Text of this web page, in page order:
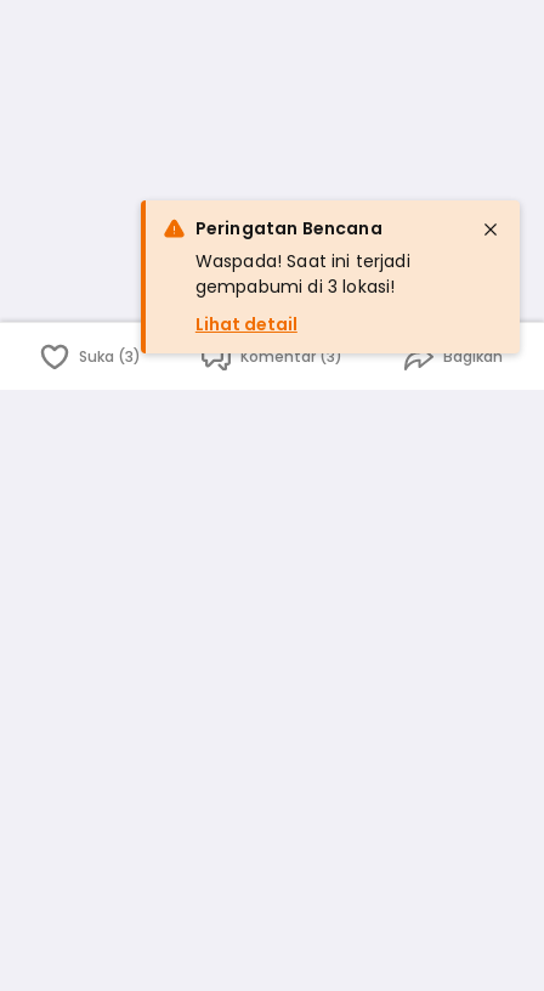
Suka (3) Komentar (3) Bagikan
Peringatan Bencana
Waspada! Saat ini terjadi
gempabumi di 3 lokasi!
Lihat detail